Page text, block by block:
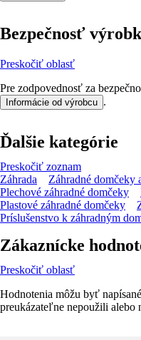
Bezpečnosť
Preskočiť oblasť
Pre zodpovednosť za
Informácie od výrobcu .
Ďalšie kategórie
Preskočiť zoznam
Záhrada
Záhradné domčeky
Plechové záhradné domčeky
Plastové záhradné domčeky
Príslušenstvo k záhradným
Zákaznícke
Preskočiť oblasť
Hodnotenia môžu byť
preukázateľne nepoužili alebo